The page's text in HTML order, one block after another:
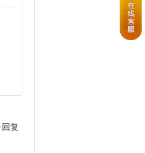
回复